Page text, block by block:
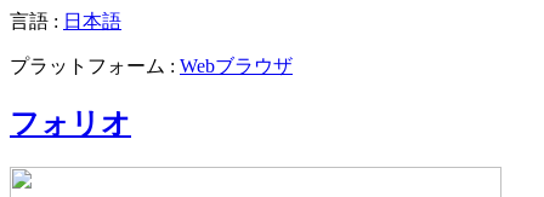
言語 : 日本語
プラットフォーム : Webブラウザ
フォリオ